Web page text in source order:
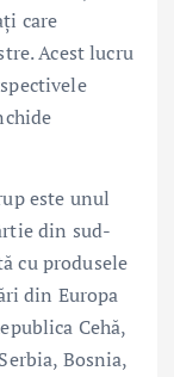
care
Acest lucru
este unul
din sud-
cu produsele
din Europa
Cehă,
Bosnia,